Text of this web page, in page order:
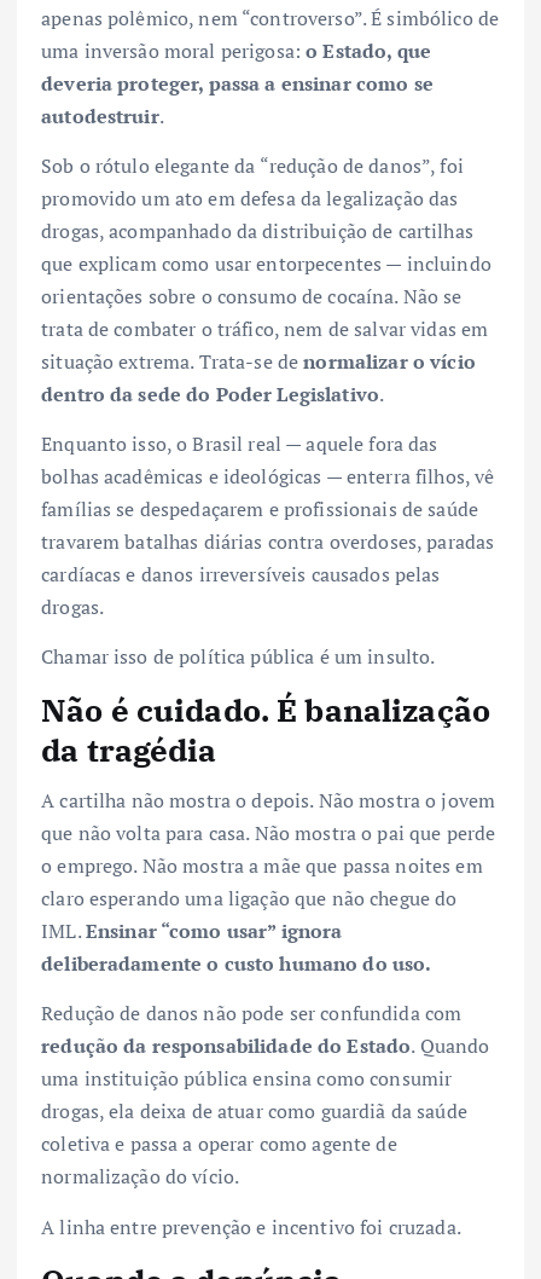
apenas polêmico, nem “controverso”. É simbólico de
uma inversão moral perigosa:o Estado, que
deveria proteger, passa a ensinar como se
autodestruir.
Sob o rótulo elegante da “redução de danos”, foi
promovido um ato em defesa da legalização das
drogas, acompanhado da distribuição de cartilhas
que explicam como usar entorpecentes — incluindo
orientações sobre o consumo de cocaína. Não se
trata de combater o tráfico, nem de salvar vidas em
situação extrema. Trata-se denormalizar o vício
dentro da sede do Poder Legislativo.
Enquanto isso, o Brasil real — aquele fora das
bolhas acadêmicas e ideológicas — enterra filhos, vê
famílias se despedaçarem e profissionais de saúde
travarem batalhas diárias contra overdoses, paradas
cardíacas e danos irreversíveis causados pelas
drogas.
Chamar isso de política pública é um insulto.
Não é cuidado. É banalização
da tragédia
A cartilha não mostra o depois. Não mostra o jovem
que não volta para casa. Não mostra o pai que perde
o emprego. Não mostra a mãe que passa noites em
claro esperando uma ligação que não chegue do
IML.Ensinar “como usar” ignora
deliberadamente o custo humano do uso.
Redução de danos não pode ser confundida com
redução da responsabilidade do Estado. Quando
uma instituição pública ensina como consumir
drogas, ela deixa de atuar como guardiã da saúde
coletiva e passa a operar como agente de
normalização do vício.
A linha entre prevenção e incentivo foi cruzada.